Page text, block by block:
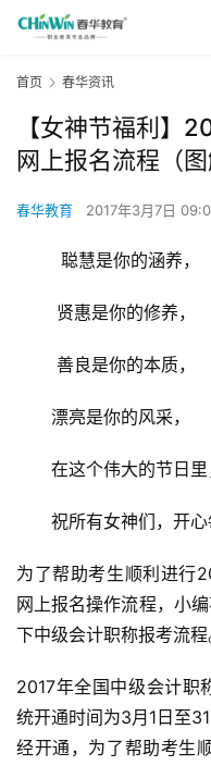
首页 春华资讯
【女神节福利】
网上报名流程（图
春华教育 2017年3月7日
聪慧是你的涵养，
贤惠是你的修养，
善良是你的本质，
漂亮是你的风采，
在这个伟大的节日里
祝所有女神们，开心
为了帮助考生顺利进行
网上报名操作流程，小
下中级会计职称报考流程
2017年全国中级会计职
统开通时间为3月1日至
经开通，为了帮助考生